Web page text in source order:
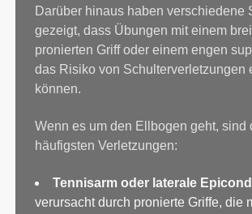
Darüber hinaus haben verschiedene
gezeigt, dass Übungen mit einem
pronierten Griff oder einem engen
das Risiko von Schulterverletzungen
können.
Wenn es um den Ellbogen geht, sind
häufigsten Verletzungen:
Tennisarm oder laterale
verursacht durch pronierte Griffe, die